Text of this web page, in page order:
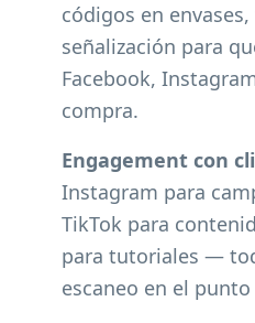
códigos en
señalización para
Facebook,
compra.
Engagement con
Instagram para
TikTok para
para tutoriales —
escaneo en el